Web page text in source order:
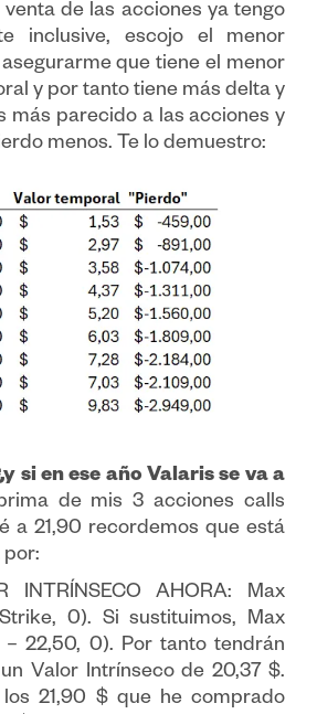
de las acciones ya tengo
inclusive, escojo el menor
que tiene el menor
y por tanto tiene más delta y
más parecido a las acciones y
menos. Te lo demuestro:
si en ese año Valaris se va a
de mis 3 acciones calls
a 21,90 recordemos que está
INTRÍNSECO AHORA: Max
0). Si sustituimos, Max
– 22,50, 0). Por tanto tendrán
Valor Intrínseco de 20,37 $.
los 21,90 $ que he comprado